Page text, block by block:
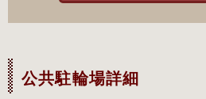
公共駐輪場詳細